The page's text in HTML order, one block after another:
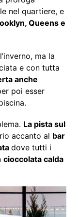
nel quartiere, e
Queens e
ma la
e con tutta
anche
poi esser
La pista sul
accanto al bar
dove tutti i
cioccolata calda